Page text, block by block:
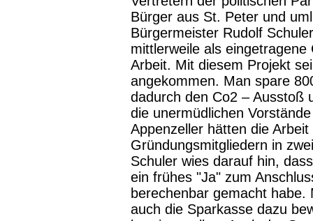
Bürger aus St. Peter und
Bürgermeister Rudolf
mittlerweile als
Arbeit. Mit diesem Projekt
angekommen. Man spare
dadurch den Co2 – Ausstoß
die unermüdlichen
Appenzeller hätten die
Gründungsmitgliedern in
Schuler wies darauf hin,
ein frühes "Ja" zum
berechenbar gemacht
auch die Sparkasse dazu